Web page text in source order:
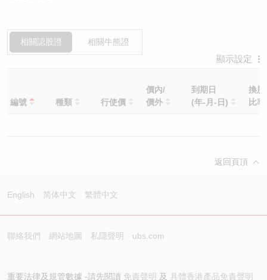
相關認股證 相關牛熊證
顯示設定
編號 種類 行使價
價內/
價外
到期日
(年-月-日)
換股
比率
返回頁頂
English 简体中文 繁體中文
聯絡我們 網站地圖 私隱聲明 ubs.com
重要法律及規管數據 -請先閱讀 免責聲明 及 具體香港產品免責聲明